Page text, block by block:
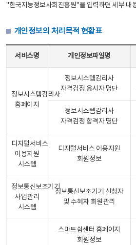
"한국지능정보사회진흥원"을 입력하면 세부 내
개인정보의 처리목적 현황표
서비스명 개인정보파일명
정보시스템감리사
홈페이지
정보시스템감리사
자격검정 응시자 명단
정보시스템감리사
자격검정 합격자 명단
디지털서비스
이용지원
시스템
디지털서비스 이용지원
회원정보
정보통신보조기기
사업관리
시스템
정보통신보조기기 신청자
및 수혜자 회원관리
스마트쉼센터 홈페이지
회원정보